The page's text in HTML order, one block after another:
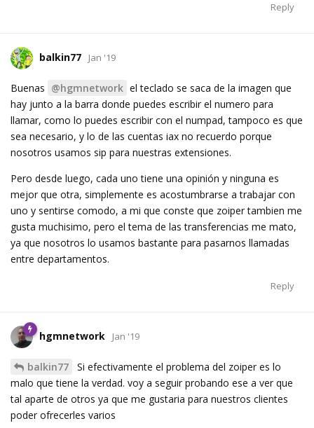
Reply
balkin77 Jan '19
Buenas @hgmnetwork el teclado se saca de la imagen que
hay junto a la barra donde puedes escribir el numero para
llamar, como lo puedes escribir con el numpad, tampoco es que
sea necesario, y lo de las cuentas iax no recuerdo porque
nosotros usamos sip para nuestras extensiones.
Pero desde luego, cada uno tiene una opinión y ninguna es
mejor que otra, simplemente es acostumbrarse a trabajar con
uno y sentirse comodo, a mi que conste que zoiper tambien me
gusta muchisimo, pero el tema de las transferencias me mato,
ya que nosotros lo usamos bastante para pasarnos llamadas
entre departamentos.
Reply
hgmnetwork Jan '19
balkin77
Si efectivamente el problema del zoiper es lo
malo que tiene la verdad. voy a seguir probando ese a ver que
tal aparte de otros ya que me gustaria para nuestros clientes
poder ofrecerles varios